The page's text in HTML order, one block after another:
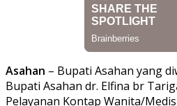
Asahan – Bupati Asahan yang
Bupati Asahan dr. Elfina br
Pelayanan Kontap Wanita/